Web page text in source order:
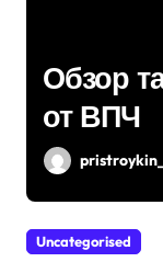
Обзор
от ВПЧ
pristroykin_
Uncategorised